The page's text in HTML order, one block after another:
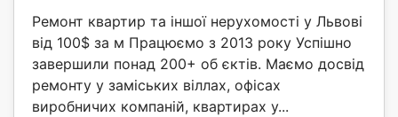
Ремонт квартир та іншої нерухомості у Львові
від 100$ за м Працюємо з 2013 року Успішно
завершили понад 200+ об єктів. Маємо досвід
ремонту у заміських віллах, офісах
виробничих компаній, квартирах у...